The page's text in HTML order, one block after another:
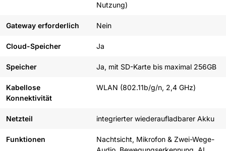
Nutzung)
Gateway erforderlich Nein
Cloud-Speicher Ja
Speicher Ja, mit SD-Karte bis maximal 256GB
Kabellose
Konnektivität
WLAN (802.11b/g/n, 2,4 GHz)
Netzteil integrierter wiederaufladbarer Akku
Funktionen
Nachtsicht, Mikrofon & Zwei-Wege-